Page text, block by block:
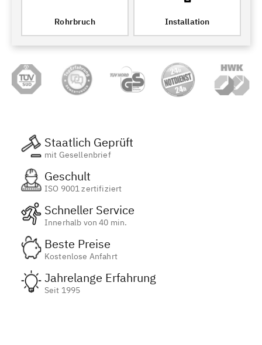
Rohrbruch Installation
Staatlich Geprüft
mit Gesellenbrief
Geschult
ISO 9001 zertifiziert
Schneller Service
Innerhalb von 40 min.
Beste Preise
Kostenlose Anfahrt
Jahrelange Erfahrung
Seit 1995